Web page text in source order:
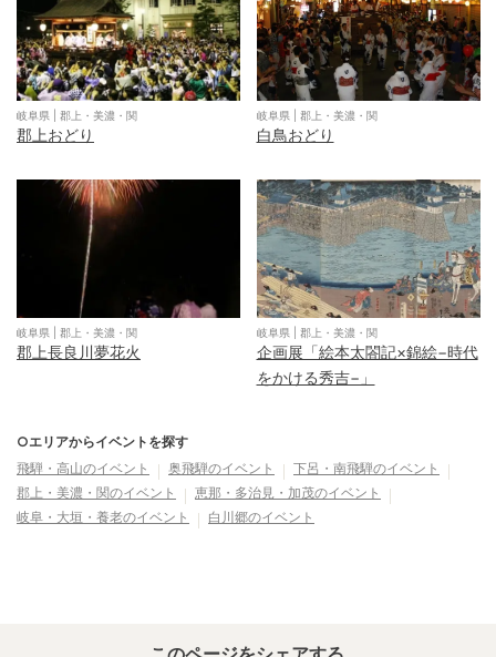
岐阜県 郡上・美濃・関
郡上おどり
岐阜県| 郡上・美濃・関
白鳥おどり
岐阜県 郡上・美濃・関
郡上長良川夢花火
岐阜県| 郡上・美濃・関
企画展「絵本太閤記×錦絵−時代
をかける秀吉−」
○エリアからイベントを探す
飛騨・高山のイベント 奥飛騨のイベント 下呂・南飛騨のイベント
郡上・美濃・関のイベント 恵那・多治見・加茂のイベント
岐阜・大垣・養老のイベント 白川郷のイベント